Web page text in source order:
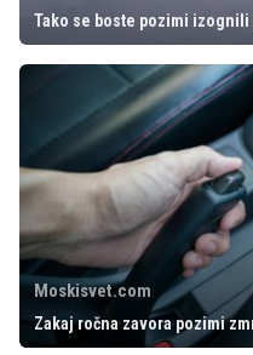
Tako se boste pozimi
Moskisvet.com
Zakaj ročna zavora pozimi